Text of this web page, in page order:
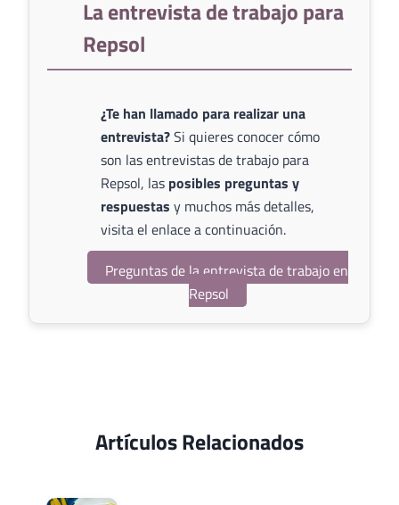
La entrevista de trabajo para
Repsol
¿Te han llamado para realizar una
entrevista?Si quieres conocer cómo
son las entrevistas de trabajo para
Repsol, las posibles preguntas y
respuestas y muchos más detalles,
visita el enlace a continuación.
Preguntas de la entrevista de trabajo en
Repsol
Artículos Relacionados